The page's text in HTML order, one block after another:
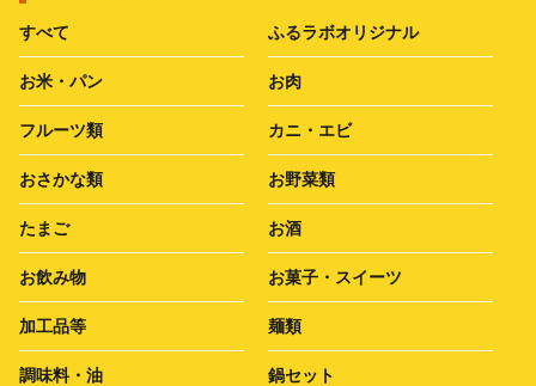
すべて ふるラボオリジナル
お米・パン お肉
フルーツ類 カニ・エビ
おさかな類 お野菜類
たまご お酒
お飲み物 お菓子・スイーツ
加工品等 麺類
調味料・油 鍋セット